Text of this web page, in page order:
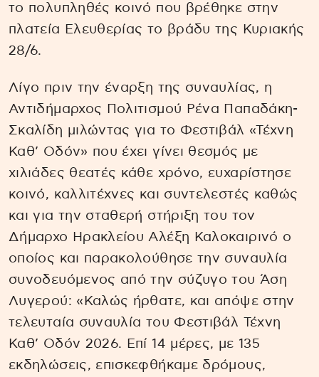
το πολυπληθές κοινό που βρέθηκε στην
πλατεία Ελευθερίας το βράδυ της Κυριακής
28/6.
Λίγο πριν την έναρξη της συναυλίας, η
Αντιδήμαρχος Πολιτισμού Ρένα Παπαδάκη-
Σκαλίδη μιλώντας για το Φεστιβάλ «Τέχνη
Καθ’ Οδόν» που έχει γίνει θεσμός με
χιλιάδες θεατές κάθε χρόνο, ευχαρίστησε
κοινό, καλλιτέχνες και συντελεστές καθώς
και για την σταθερή στήριξη του τον
Δήμαρχο Ηρακλείου Αλέξη Καλοκαιρινό ο
οποίος και παρακολούθησε την συναυλία
συνοδευόμενος από την σύζυγο του Άση
Λυγερού: «Καλώς ήρθατε, και απόψε στην
τελευταία συναυλία του Φεστιβάλ Τέχνη
Καθ’ Οδόν 2026. Επί 14 μέρες, με 135
εκδηλώσεις, επισκεφθήκαμε δρόμους,